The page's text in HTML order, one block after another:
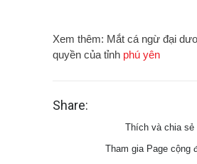
Xem thêm: Mắt cá ngừ đại
quyền của tỉnh phú yên
Share:
Thích và chia sẻ
Tham gia Page cộng